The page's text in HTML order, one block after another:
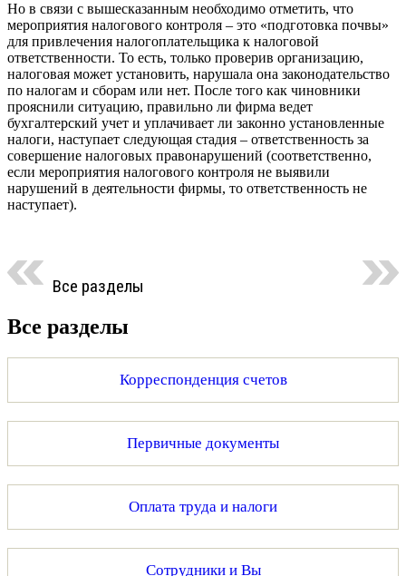
Но в связи с вышесказанным необходимо отметить, что
мероприятия налогового контроля – это «подготовка почвы»
для привлечения налогоплательщика к налоговой
ответственности. То есть, только проверив организацию,
налоговая может установить, нарушала она законодательство
по налогам и сборам или нет. После того как чиновники
прояснили ситуацию, правильно ли фирма ведет
бухгалтерский учет и уплачивает ли законно установленные
налоги, наступает следующая стадия – ответственность за
совершение налоговых правонарушений (соответственно,
если мероприятия налогового контроля не выявили
нарушений в деятельности фирмы, то ответственность не
наступает).
Все разделы
Все разделы
Корреспонденция счетов
Первичные документы
Оплата труда и налоги
Сотрудники и Вы